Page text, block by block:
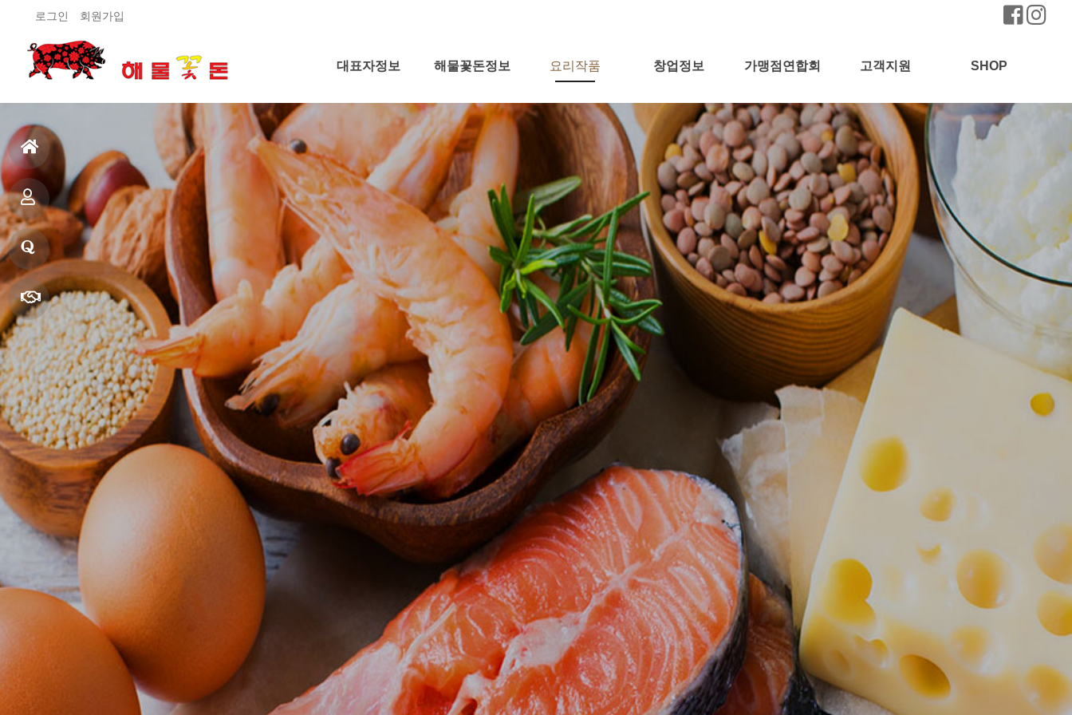
홈
으
로
제
품
소
개
질
문
과
답
변
빠
른
상
담
로그인 회원가입
대표자정보
대표인사말
경영경력
경영이념
상표등록
오시는길
해물꽃돈정보
전통과역사
미래비전
영업방식
특별함
영업현장
인테리어
요리작품
요리작품
추가사리메뉴
창업정보
창업
창업절차
요리기술전수
이윤분석
창업비용
가맹점연합회
언론방송
창업영상
전국매장찾기
고객지원
창업상담신청
질문과답변
공지사항
SHOP